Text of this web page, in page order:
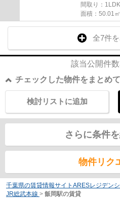
間取り：1LDK
面積：50.01㎡
全7件
該当公開件数
チェックした物件をまとめて
検討リストに追加
さらに条件
物件リク
千葉県の賃貸情報サイトARESレジデン
JR総武本線 > 飯岡駅の賃貸